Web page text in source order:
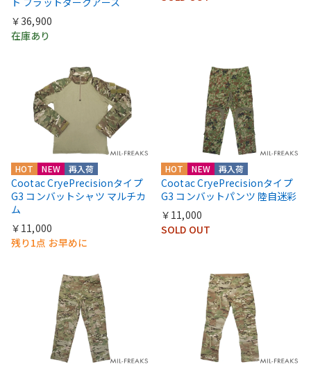
￥36,900
在庫あり
HOT NEW 再入荷
Cootac CryePrecisionタイプ
G3 コンバットシャツ マルチカ
ム
￥11,000
残り1点 お早めに
HOT NEW 再入荷
Cootac CryePrecisionタイプ
G3 コンバットパンツ 陸自迷彩
￥11,000
SOLD OUT